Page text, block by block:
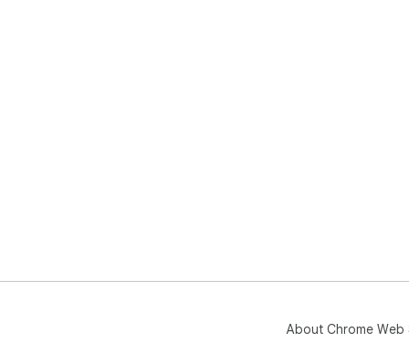
About Chrome Web